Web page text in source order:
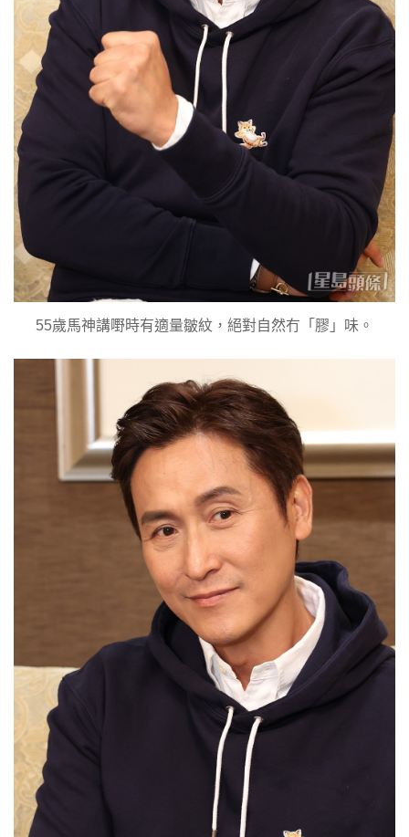
55歲馬神講嘢時有適量皺紋，絕對自然冇「膠」味。